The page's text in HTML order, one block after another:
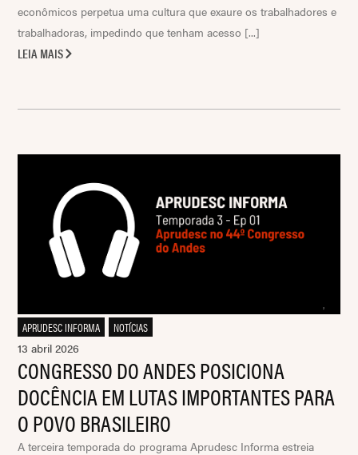
econômicos perpetua uma cultura que exaure os trabalhadores e
trabalhadoras, impedindo que tenham acesso [...]
LEIA MAIS
APRUDESC INFORMA
NOTÍCIAS
13 abril 2026
CONGRESSO DO ANDES POSICIONA
DOCÊNCIA EM LUTAS IMPORTANTES PARA
O POVO BRASILEIRO
A terceira temporada do programa Aprudesc Informa estreia